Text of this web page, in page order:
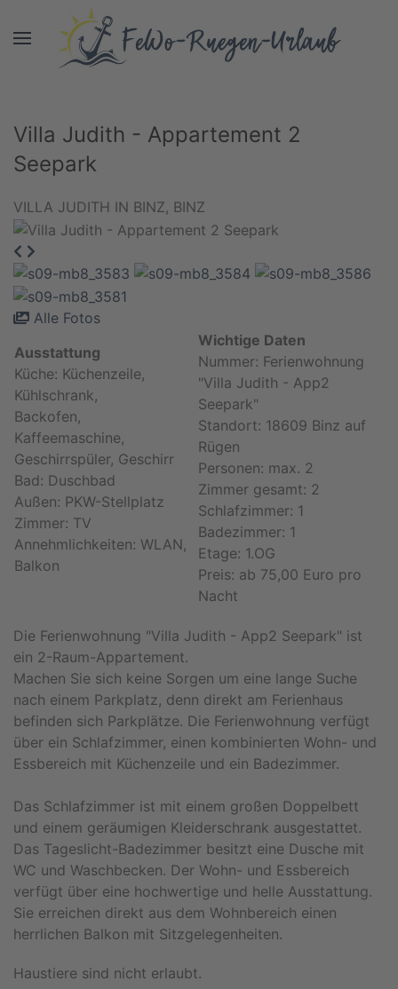
Villa Judith - Appartement 2
Seepark
VILLA JUDITH IN BINZ, BINZ
Alle Fotos
Ausstattung
Küche: Küchenzeile,
Kühlschrank,
Backofen,
Kaffeemaschine,
Geschirrspüler, Geschirr
Bad: Duschbad
Außen: PKW-Stellplatz
Zimmer: TV
Annehmlichkeiten: WLAN,
Balkon
Wichtige Daten
Nummer: Ferienwohnung
"Villa Judith - App2
Seepark"
Standort: 18609 Binz auf
Rügen
Personen: max. 2
Zimmer gesamt: 2
Schlafzimmer: 1
Badezimmer: 1
Etage: 1.OG
Preis: ab 75,00 Euro pro
Nacht
Die Ferienwohnung "Villa Judith - App2 Seepark" ist
ein 2-Raum-Appartement.
Machen Sie sich keine Sorgen um eine lange Suche
nach einem Parkplatz, denn direkt am Ferienhaus
befinden sich Parkplätze. Die Ferienwohnung verfügt
über ein Schlafzimmer, einen kombinierten Wohn- und
Essbereich mit Küchenzeile und ein Badezimmer.
Das Schlafzimmer ist mit einem großen Doppelbett
und einem geräumigen Kleiderschrank ausgestattet.
Das Tageslicht-Badezimmer besitzt eine Dusche mit
WC und Waschbecken. Der Wohn- und Essbereich
verfügt über eine hochwertige und helle Ausstattung.
Sie erreichen direkt aus dem Wohnbereich einen
herrlichen Balkon mit Sitzgelegenheiten.
Haustiere sind nicht erlaubt.